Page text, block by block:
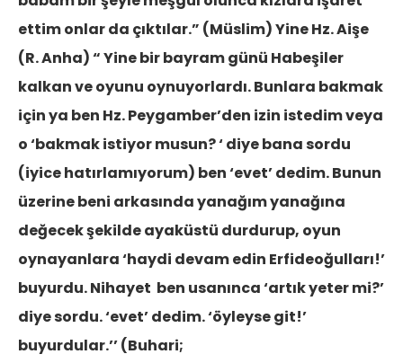
ettim onlar da çıktılar.” (Müslim)Yine Hz. Aişe
(R. Anha) “ Yine bir bayram günü Habeşiler
kalkan ve oyunu oynuyorlardı. Bunlara bakmak
için ya ben Hz. Peygamber’den izin istedim veya
o ‘bakmak istiyor musun? ‘ diye bana sordu
(iyice hatırlamıyorum) ben ‘evet’ dedim. Bunun
üzerine beni arkasında yanağım yanağına
değecek şekilde ayaküstü durdurup, oyun
oynayanlara ‘haydi devam edin Erfideoğulları!’
buyurdu. Nihayet ben usanınca ‘artık yeter mi?’
diye sordu. ‘evet’ dedim. ‘öyleyse git!’
buyurdular.’’ (Buhari;